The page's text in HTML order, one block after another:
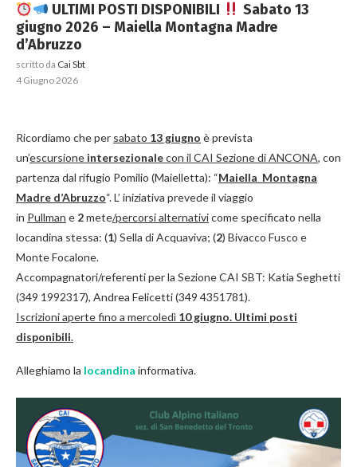
ULTIMI POSTI DISPONIBILI
Sabato 13
giugno 2026 – Maiella Montagna Madre
d’Abruzzo
scritto da Cai Sbt
4 Giugno 2026
Ricordiamo che per sabato 13 giugno è prevista
un’escursione intersezionalecon il CAI Sezione di ANCONA, con
partenza dal rifugio Pomilio (Maielletta): “Maiella Montagna
Madre d’Abruzzo“. L’ iniziativa prevede il viaggio
in Pullman e 2mete/percorsi alternativicome specificato nella
locandina stessa: (1) Sella di Acquaviva; (2) Bivacco Fusco e
Monte Focalone.
Accompagnatori/referenti per la Sezione CAI SBT: Katia Seghetti
(349 1992317), Andrea Felicetti (349 4351781).
Iscrizioni aperte fino a mercoledì 10 giugno. Ultimi posti
disponibili.
Alleghiamo la locandina informativa.